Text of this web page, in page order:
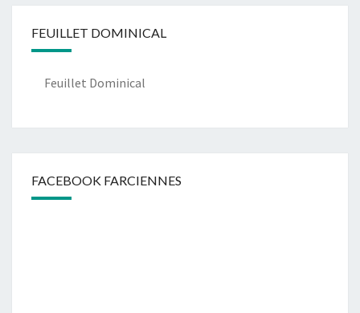
FEUILLET DOMINICAL
Feuillet Dominical
FACEBOOK FARCIENNES